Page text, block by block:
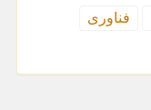
فناوری